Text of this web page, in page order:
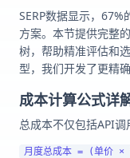
SERP数据显示，
方案。本节提供完整
树，帮助精准评估和
型，我们开发了更精
成本计算公式详
总成本不仅包括API调
月度总成本 = (单价